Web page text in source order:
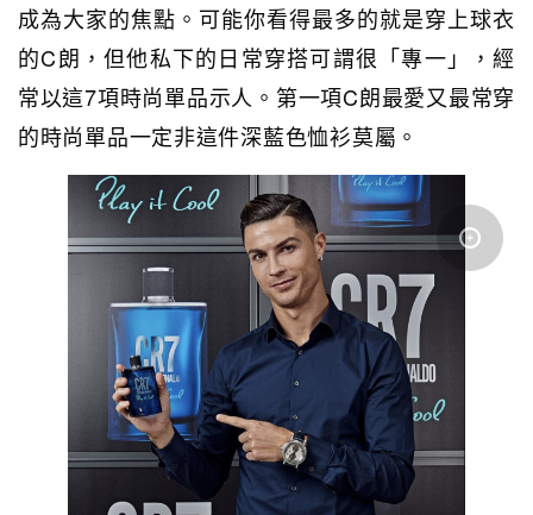
成為大家的焦點。可能你看得最多的就是穿上球衣
的C朗，但他私下的日常穿搭可謂很「專一」，經
常以這7項時尚單品示人。第一項C朗最愛又最常穿
的時尚單品一定非這件深藍色恤衫莫屬。